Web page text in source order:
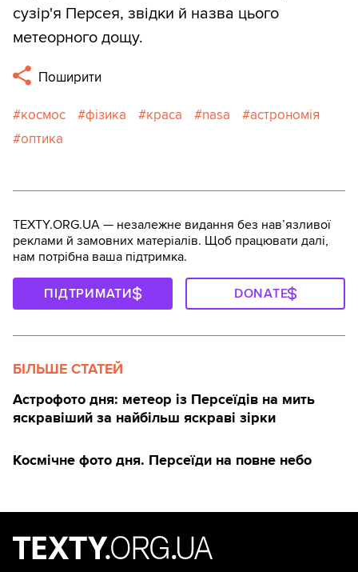
сузір'я Персея, звідки й назва цього
метеорного дощу.
Поширити
космос фізика краса nasa
астрономія
оптика
TEXTY.ORG.UA — незалежне видання без навʼязливої
реклами й замовних матеріалів. Щоб працювати далі,
нам потрібна ваша підтримка.
ПІДТРИМАТИ DONATE
БІЛЬШЕ СТАТЕЙ
Астрофото дня: метеор із Персеїдів на мить
яскравіший за найбільш яскраві зірки
Космічне фото дня. Персеїди на повне небо